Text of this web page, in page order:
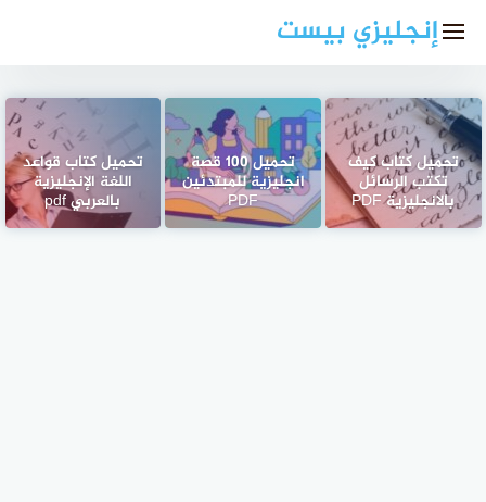
إنجليزي بيست
تحميل كتاب كيف
تكتب الرسائل
بالانجليزية PDF
تحميل 100 قصة
انجليزية للمبتدئين
PDF
تحميل كتاب قواعد
اللغة الإنجليزية
بالعربي pdf